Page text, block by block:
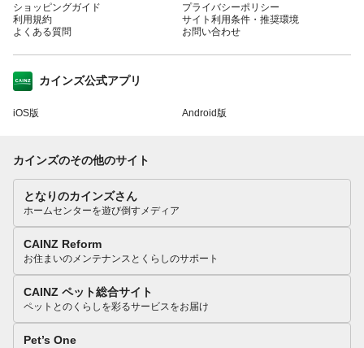
ショッピングガイド
利用規約
よくある質問
プライバシーポリシー
サイト利用条件・推奨環境
お問い合わせ
カインズ公式アプリ
iOS版 Android版
カインズのその他のサイト
となりのカインズさん
ホームセンターを遊び倒すメディア
CAINZ Reform
お住まいのメンテナンスとくらしのサポート
CAINZ ペット総合サイト
ペットとのくらしを彩るサービスをお届け
Pet’s One